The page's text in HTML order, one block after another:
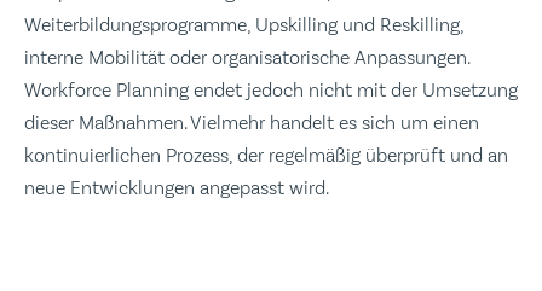
Weiterbildungsprogramme, Upskilling und Reskilling,
interne Mobilität oder organisatorische Anpassungen.
Workforce Planning endet jedoch nicht mit der Umsetzung
dieser Maßnahmen. Vielmehr handelt es sich um einen
kontinuierlichen Prozess, der regelmäßig überprüft und an
neue Entwicklungen angepasst wird.